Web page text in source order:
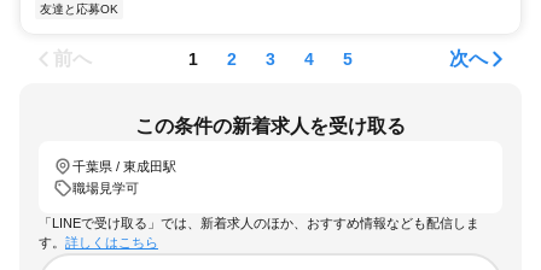
友達と応募OK
前へ 1 2 3 4 5 次へ
この条件の新着求人を受け取る
千葉県 / 東成田駅
職場見学可
「LINEで受け取る」では、新着求人のほか、おすすめ情報なども配信しま
す。 詳しくはこちら